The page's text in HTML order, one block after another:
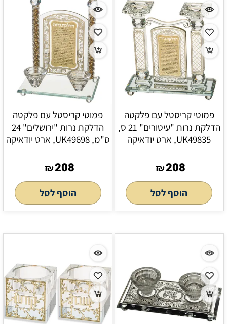
פמוטי קריסטל עם פלקטה
הדלקת נרות "עיטורים" 21 ס,
UK49835, ארט יודאיקה
₪208
הוסף לסל
פמוטי קריסטל עם פלקטה
הדלקת נרות "ירושלים" 24
ס"מ, UK49698, ארט יודאיקה
₪208
הוסף לסל